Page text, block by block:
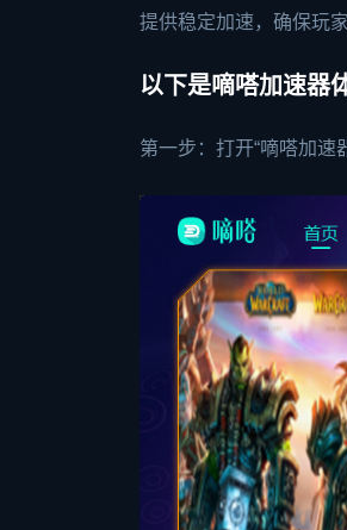
提供稳定加速，确保玩
以下是嘀嗒加速器
第一步：打开“嘀嗒加速